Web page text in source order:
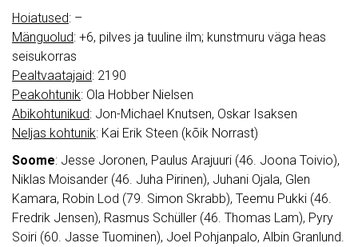
Hoiatused: –
Mänguolud: +6, pilves ja tuuline ilm; kunstmuru väga heas
seisukorras
Pealtvaatajaid: 2190
Peakohtunik: Ola Hobber Nielsen
Abikohtunikud: Jon-Michael Knutsen, Oskar Isaksen
Neljas kohtunik: Kai Erik Steen (kõik Norrast)
Soome: Jesse Joronen, Paulus Arajuuri (46. Joona Toivio),
Niklas Moisander (46. Juha Pirinen), Juhani Ojala, Glen
Kamara, Robin Lod (79. Simon Skrabb), Teemu Pukki (46.
Fredrik Jensen), Rasmus Schüller (46. Thomas Lam), Pyry
Soiri (60. Jasse Tuominen), Joel Pohjanpalo, Albin Granlund.